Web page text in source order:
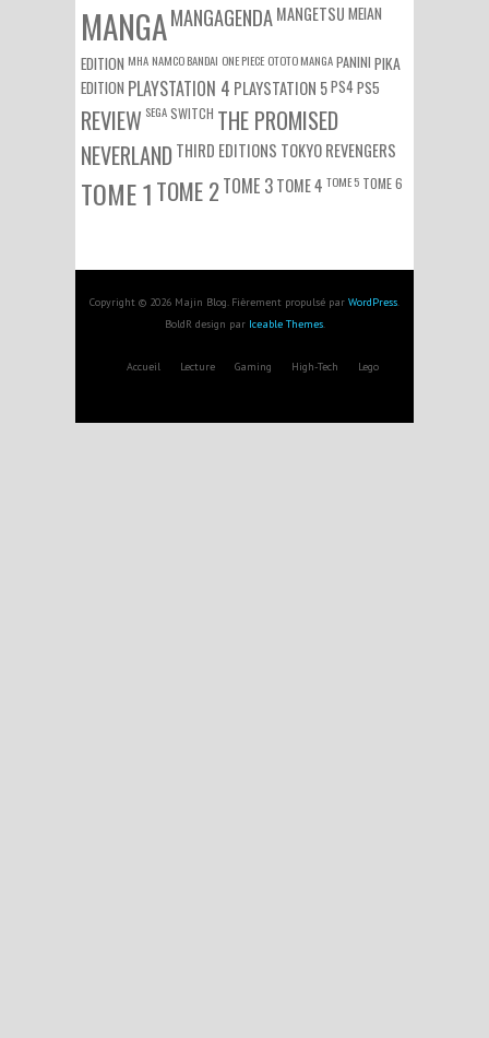
MANGAMANGAGENDAMANGETSUMEIAN
EDITION MHA NAMCO BANDAI ONE PIECE OTOTO MANGAPANINI PIKA
EDITION PLAYSTATION 4 PLAYSTATION 5PS4PS5
REVIEW SEGASWITCH THE PROMISED
NEVERLAND THIRD EDITIONS TOKYO REVENGERS
TOME 1TOME 2TOME 3TOME 4 TOME 5 TOME 6
Copyright © 2026 Majin Blog. Fièrement propulsé par WordPress.
BoldR design par Iceable Themes.
Accueil Lecture Gaming High-Tech Lego